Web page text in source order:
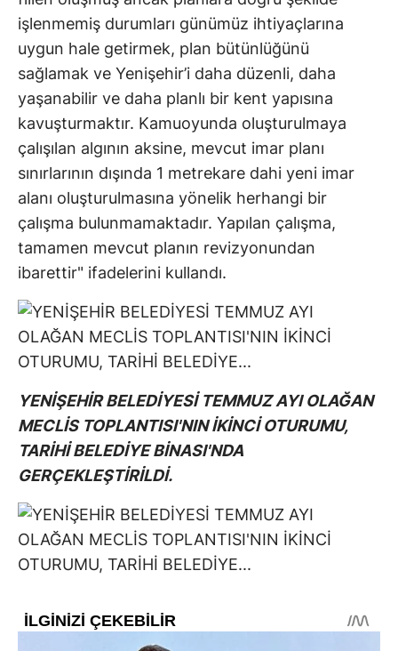
işlenmemiş durumları günümüz ihtiyaçlarına
uygun hale getirmek, plan bütünlüğünü
sağlamak ve Yenişehir’i daha düzenli, daha
yaşanabilir ve daha planlı bir kent yapısına
kavuşturmaktır. Kamuoyunda oluşturulmaya
çalışılan algının aksine, mevcut imar planı
sınırlarının dışında 1 metrekare dahi yeni imar
alanı oluşturulmasına yönelik herhangi bir
çalışma bulunmamaktadır. Yapılan çalışma,
tamamen mevcut planın revizyonundan
ibarettir" ifadelerini kullandı.
YENİŞEHİR BELEDİYESİ TEMMUZ AYI OLAĞAN
MECLİS TOPLANTISI'NIN İKİNCİ OTURUMU,
TARİHİ BELEDİYE BİNASI'NDA
GERÇEKLEŞTİRİLDİ.